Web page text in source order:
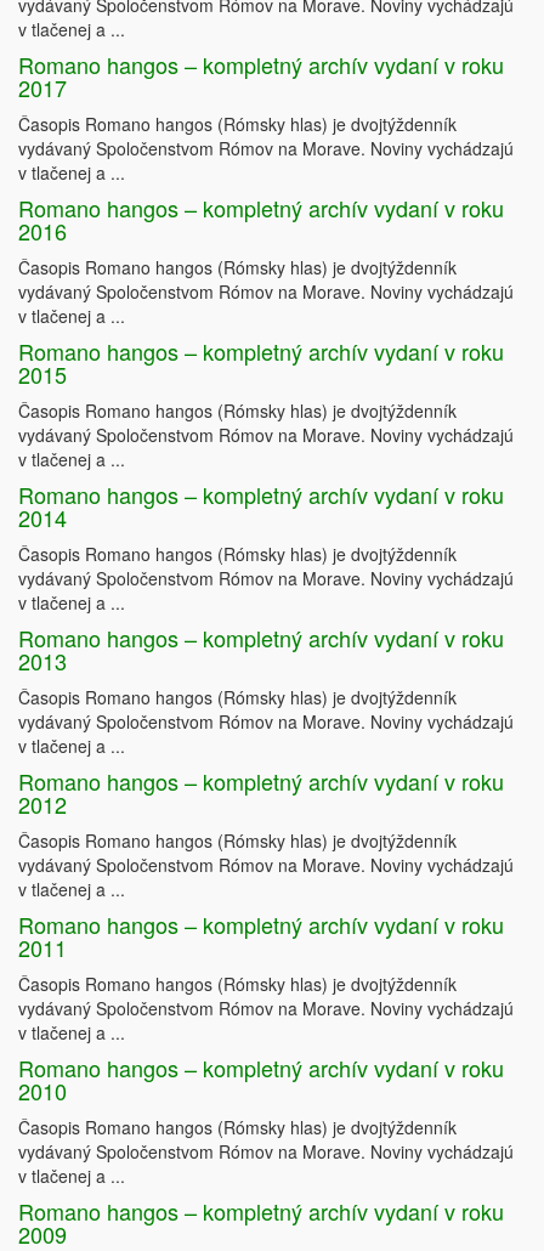
vydávaný Spoločenstvom Rómov na Morave. Noviny vychádzajú
v tlačenej a ...
Romano hangos – kompletný archív vydaní v roku
2017
Časopis Romano hangos (Rómsky hlas) je dvojtýždenník
vydávaný Spoločenstvom Rómov na Morave. Noviny vychádzajú
v tlačenej a ...
Romano hangos – kompletný archív vydaní v roku
2016
Časopis Romano hangos (Rómsky hlas) je dvojtýždenník
vydávaný Spoločenstvom Rómov na Morave. Noviny vychádzajú
v tlačenej a ...
Romano hangos – kompletný archív vydaní v roku
2015
Časopis Romano hangos (Rómsky hlas) je dvojtýždenník
vydávaný Spoločenstvom Rómov na Morave. Noviny vychádzajú
v tlačenej a ...
Romano hangos – kompletný archív vydaní v roku
2014
Časopis Romano hangos (Rómsky hlas) je dvojtýždenník
vydávaný Spoločenstvom Rómov na Morave. Noviny vychádzajú
v tlačenej a ...
Romano hangos – kompletný archív vydaní v roku
2013
Časopis Romano hangos (Rómsky hlas) je dvojtýždenník
vydávaný Spoločenstvom Rómov na Morave. Noviny vychádzajú
v tlačenej a ...
Romano hangos – kompletný archív vydaní v roku
2012
Časopis Romano hangos (Rómsky hlas) je dvojtýždenník
vydávaný Spoločenstvom Rómov na Morave. Noviny vychádzajú
v tlačenej a ...
Romano hangos – kompletný archív vydaní v roku
2011
Časopis Romano hangos (Rómsky hlas) je dvojtýždenník
vydávaný Spoločenstvom Rómov na Morave. Noviny vychádzajú
v tlačenej a ...
Romano hangos – kompletný archív vydaní v roku
2010
Časopis Romano hangos (Rómsky hlas) je dvojtýždenník
vydávaný Spoločenstvom Rómov na Morave. Noviny vychádzajú
v tlačenej a ...
Romano hangos – kompletný archív vydaní v roku
2009